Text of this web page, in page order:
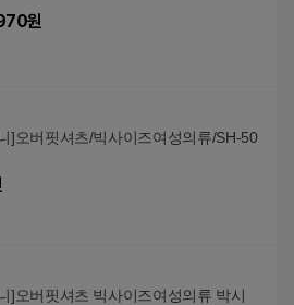
원
]오버핏셔츠/빅사이즈여성의류/SH-50
]오버핏셔츠 빅사이즈여성의류 박시